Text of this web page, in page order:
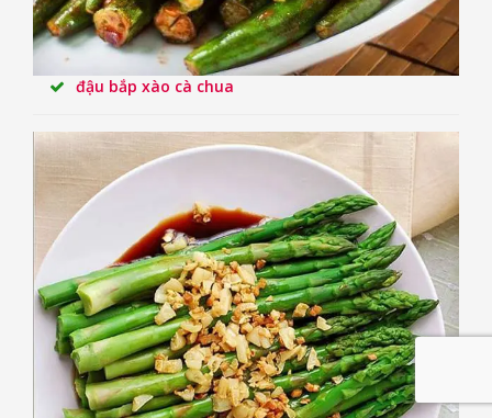
đậu bắp xào cà chua